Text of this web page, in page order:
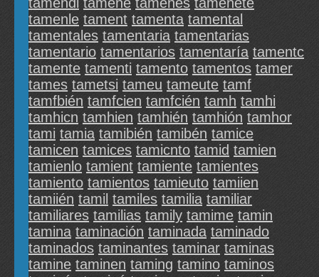
tamenle tament tamenta tamental
tamentales tamentaria tamentarias
tamentario tamentarios tamentaría tamentc
tamente tamenti tamento tamentos tamer
tames tametsi tameu tameute tamf
tamfbién tamfcien tamfcién tamh tamhi
tamhicn tamhien tamhién tamhión tamhor
tami tamia tamibién tamibén tamice
tamicen tamices tamicnto tamid tamien
tamienlo tamient tamiente tamientes
tamiento tamientos tamieuto tamiien
tamiién tamil tamiles tamilia tamiliar
tamiliares tamilias tamily tamime tamin
tamina taminación taminada taminado
taminados taminantes taminar taminas
tamine taminen taming tamino taminos